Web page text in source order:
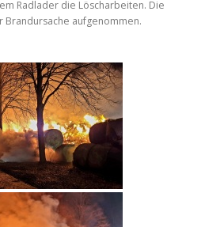
Radlader die Löscharbeiten. Die
Brandursache aufgenommen.